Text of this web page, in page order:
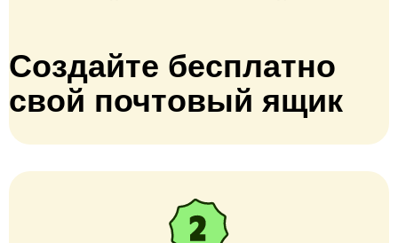
Создайте бесплатно
свой почтовый ящик